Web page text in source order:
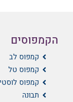
הקמפוסים
קמפוס לב
קמפוס טל
קמפוס
תבונה